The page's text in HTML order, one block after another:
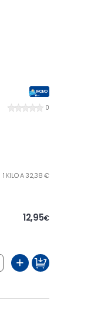
PROMO
0
1 KILO A 32,38 €
12,95€
+